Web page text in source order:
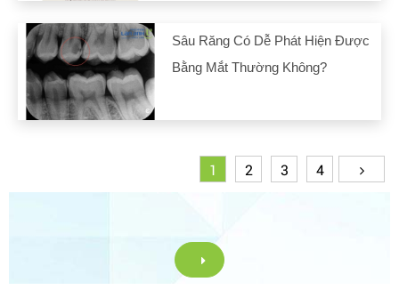
Sâu Răng Có Dễ Phát Hiện Được
Bằng Mắt Thường Không?
1 2 3 4